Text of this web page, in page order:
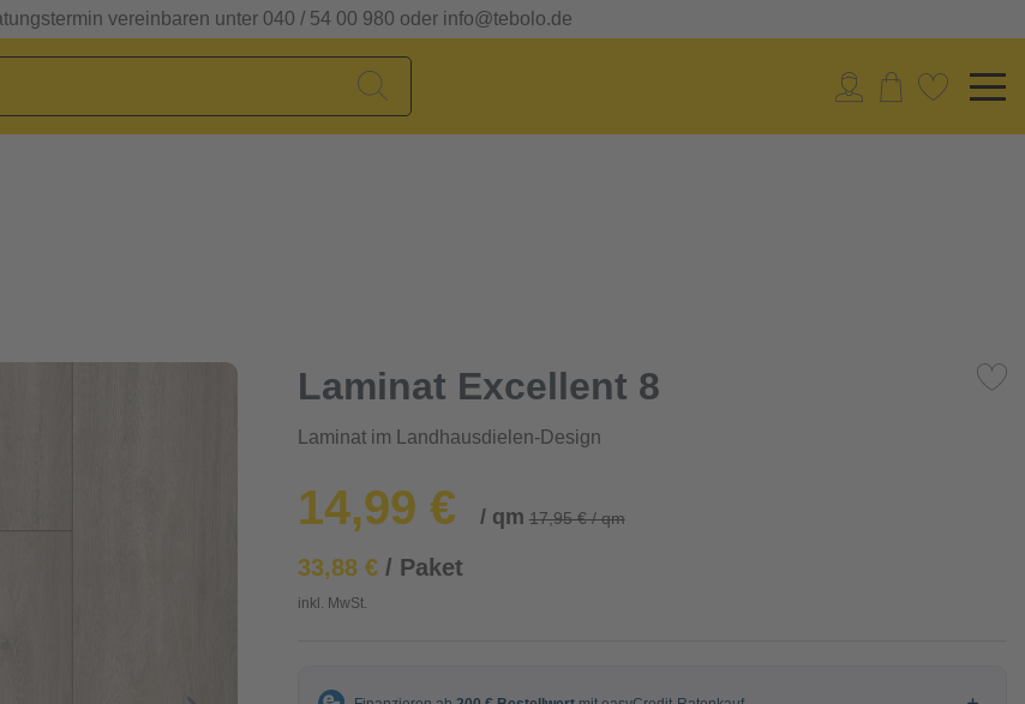
vereinbaren unter 040 / 54 00 980 oder info@tebolo.de
Laminat Excellent 8
Laminat im Landhausdielen-Design
14,99 € / qm 17,95 € / qm
33,88 €/ Paket
inkl. MwSt.